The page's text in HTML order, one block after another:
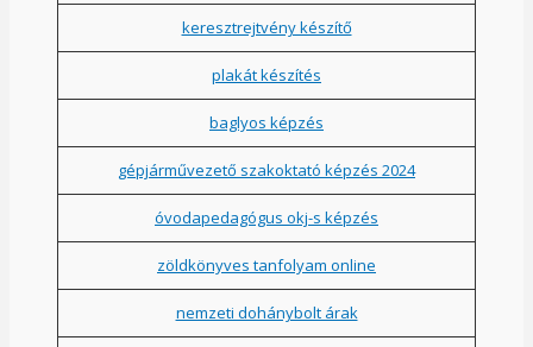
keresztrejtvény készítő
plakát készítés
baglyos képzés
gépjárművezető szakoktató képzés 2024
óvodapedagógus okj-s képzés
zöldkönyves tanfolyam online
nemzeti dohánybolt árak